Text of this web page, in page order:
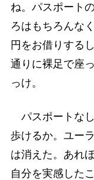
ね。パスポート
ろはもちろんな
円をお借りする
通りに裸足で座
っけ。
パスポートなし
歩けるか。ユー
は消えた。あれ
自分を実感した